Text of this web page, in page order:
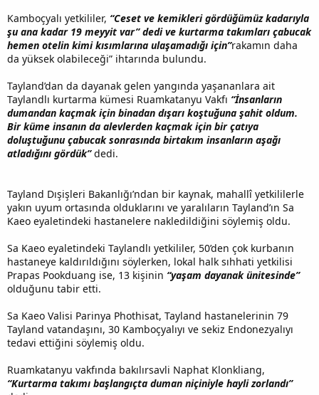
a
n
i
h
i
Kamboçyalı yetkililer, “Ceset ve kemikleri gördüğümüz kadarıyla
şu ana kadar 19 meyyit var” dedi ve kurtarma takımları çabucak
hemen otelin kimi kısımlarına ulaşamadığı için”rakamın daha
da yüksek olabileceği” ihtarında bulundu.
Tayland’dan da dayanak gelen yangında yaşananlara ait
Taylandlı kurtarma kümesi Ruamkatanyu Vakfı “İnsanların
dumandan kaçmak için binadan dışarı koştuğuna şahit oldum.
Bir küme insanın da alevlerden kaçmak için bir çatıya
doluştuğunu çabucak sonrasında birtakım insanların aşağı
atladığını gördük” dedi.
Tayland Dışişleri Bakanlığı’ndan bir kaynak, mahallî yetkililerle
yakın uyum ortasında olduklarını ve yaralıların Tayland’ın Sa
Kaeo eyaletindeki hastanelere nakledildiğini söylemiş oldu.
Sa Kaeo eyaletindeki Taylandlı yetkililer, 50’den çok kurbanın
hastaneye kaldırıldığını söylerken, lokal halk sıhhati yetkilisi
Prapas Pookduang ise, 13 kişinin “yaşam dayanak ünitesinde”
olduğunu tabir etti.
Sa Kaeo Valisi Parinya Phothisat, Tayland hastanelerinin 79
Tayland vatandaşını, 30 Kamboçyalıyı ve sekiz Endonezyalıyı
tedavi ettiğini söylemiş oldu.
Ruamkatanyu vakfında bakılırsavli Naphat Klonkliang,
“Kurtarma takımı başlangıçta duman niçiniyle hayli zorlandı”